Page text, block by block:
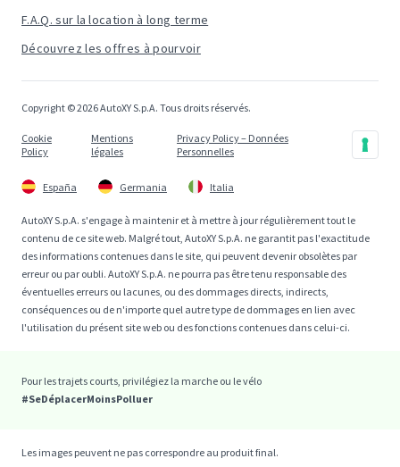
F.A.Q. sur la location à long terme
Découvrez les offres à pourvoir
Copyright © 2026 AutoXY S.p.A. Tous droits réservés.
Cookie
Policy
Mentions
légales
Privacy Policy – Données
Personnelles
España Germania Italia
AutoXY S.p.A. s'engage à maintenir et à mettre à jour régulièrement tout le
contenu de ce site web. Malgré tout, AutoXY S.p.A. ne garantit pas l'exactitude
des informations contenues dans le site, qui peuvent devenir obsolètes par
erreur ou par oubli. AutoXY S.p.A. ne pourra pas être tenu responsable des
éventuelles erreurs ou lacunes, ou des dommages directs, indirects,
conséquences ou de n'importe quel autre type de dommages en lien avec
l'utilisation du présent site web ou des fonctions contenues dans celui-ci.
Pour les trajets courts, privilégiez la marche ou le vélo
#SeDéplacerMoinsPolluer
Les images peuvent ne pas correspondre au produit final.